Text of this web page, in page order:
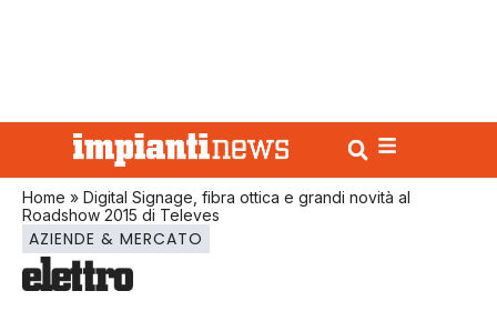
Home » Digital Signage, fibra ottica e grandi novità al
Roadshow 2015 di Televes
AZIENDE & MERCATO